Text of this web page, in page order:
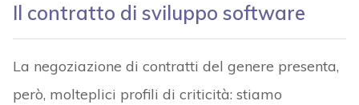
Il contratto di sviluppo software
La negoziazione di contratti del genere presenta,
però, molteplici profili di criticità: stiamo